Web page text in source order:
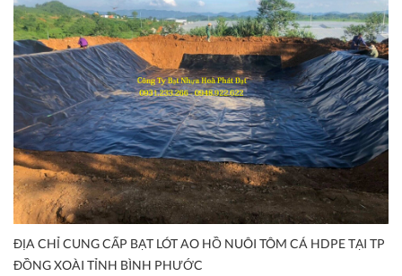
ĐỊA CHỈ CUNG CẤP BẠT LÓT AO HỒ NUÔI TÔM CÁ HDPE TẠI TP
ĐỒNG XOÀI TỈNH BÌNH PHƯỚC